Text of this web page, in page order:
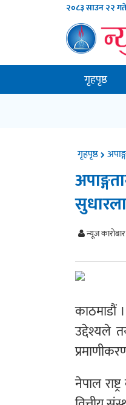
२०८३ साउन २२
गृहपृष्ठ
गृहपृष्ठ
न्यूज काराेबार
काठमाडौं
उद्देश्यले
नेपाल